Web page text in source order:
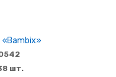
«Bambix»
шт.